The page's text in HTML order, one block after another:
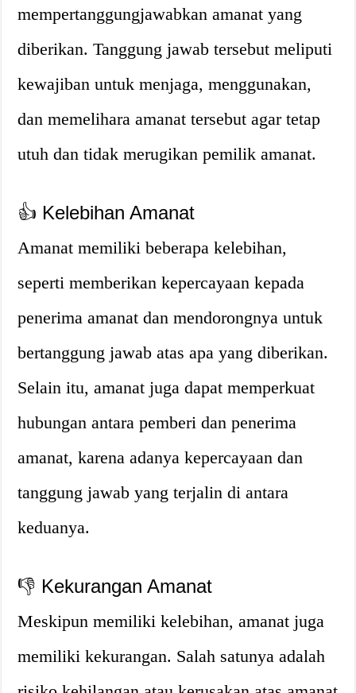
mempertanggungjawabkan amanat yang
diberikan. Tanggung jawab tersebut meliputi
kewajiban untuk menjaga, menggunakan,
dan memelihara amanat tersebut agar tetap
utuh dan tidak merugikan pemilik amanat.
👍 Kelebihan Amanat
Amanat memiliki beberapa kelebihan,
seperti memberikan kepercayaan kepada
penerima amanat dan mendorongnya untuk
bertanggung jawab atas apa yang diberikan.
Selain itu, amanat juga dapat memperkuat
hubungan antara pemberi dan penerima
amanat, karena adanya kepercayaan dan
tanggung jawab yang terjalin di antara
keduanya.
👎 Kekurangan Amanat
Meskipun memiliki kelebihan, amanat juga
memiliki kekurangan. Salah satunya adalah